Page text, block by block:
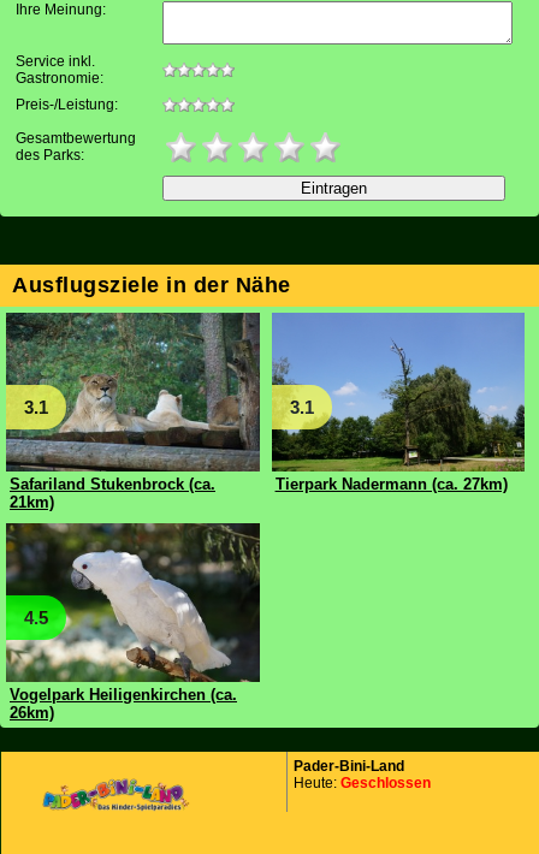
Ihre Meinung:
Service inkl.
Gastronomie:
Preis-/Leistung:
Gesamtbewertung
des Parks:
Ausflugsziele in der Nähe
3.1
Safariland Stukenbrock (ca.
21km)
3.1
Tierpark Nadermann (ca. 27km)
4.5
Vogelpark Heiligenkirchen (ca.
26km)
Pader-Bini-Land
Heute: Geschlossen